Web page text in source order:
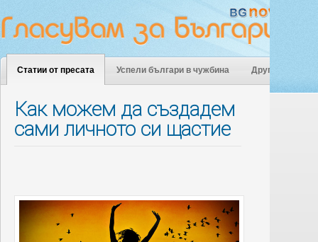
Статии от пресата Успели българи в чужбина Други
Как можем да създадем
сами личното си щастие